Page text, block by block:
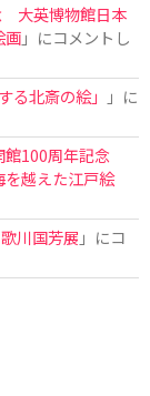
大英博物館日本
画」にコメントし
北斎の絵」
」に
館100周年記念
越えた江戸絵
川国芳展 」にコ